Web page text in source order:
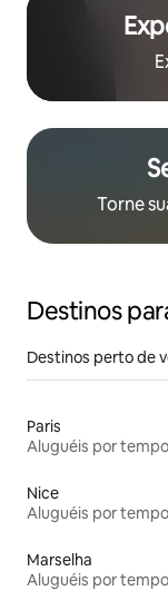
Torne
Destinos
Destinos perto de
Paris
Aluguéis por
Nice
Aluguéis por
Marselha
Aluguéis por